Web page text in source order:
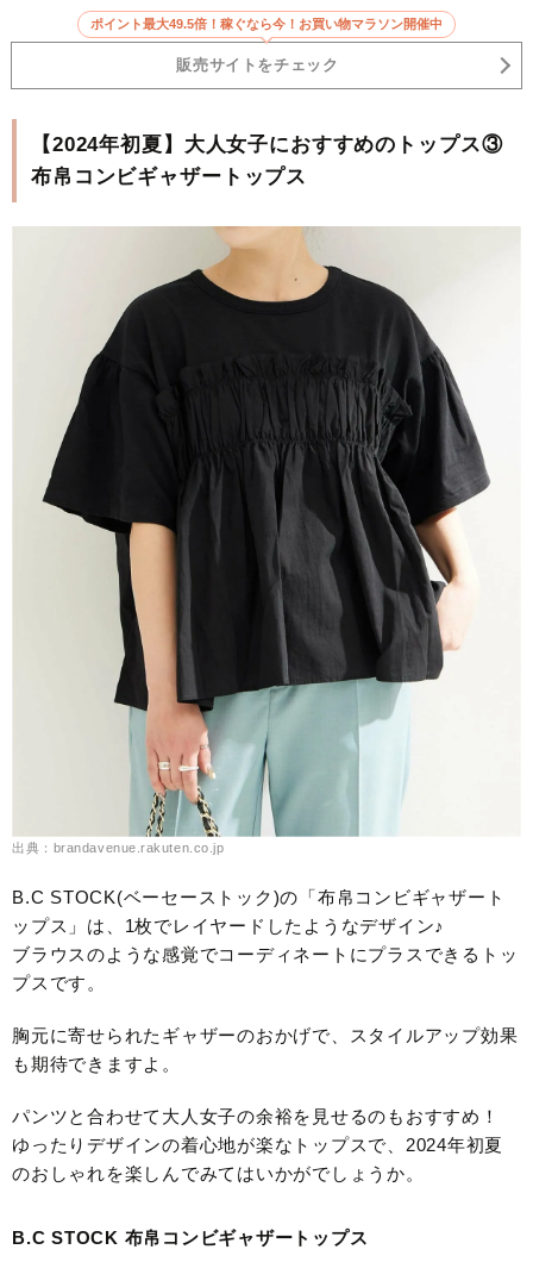
ポイント最大49.5倍！稼ぐなら今！お買い物マラソン開催中
販売サイトをチェック
【2024年初夏】大人女子におすすめのトップス③
布帛コンビギャザートップス
出典：brandavenue.rakuten.co.jp
B.C STOCK(ベーセーストック)の「布帛コンビギャザート
ップス」は、1枚でレイヤードしたようなデザイン♪
ブラウスのような感覚でコーディネートにプラスできるトッ
プスです。
胸元に寄せられたギャザーのおかげで、スタイルアップ効果
も期待できますよ。
パンツと合わせて大人女子の余裕を見せるのもおすすめ！
ゆったりデザインの着心地が楽なトップスで、2024年初夏
のおしゃれを楽しんでみてはいかがでしょうか。
B.C STOCK 布帛コンビギャザートップス